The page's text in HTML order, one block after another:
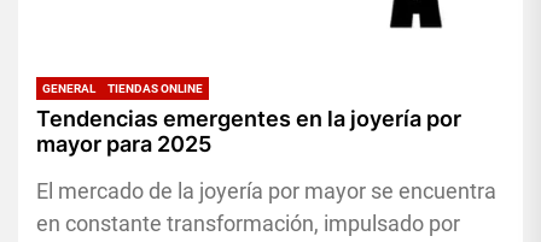
GENERAL TIENDAS ONLINE
Tendencias emergentes en la joyería por
mayor para 2025
El mercado de la joyería por mayor se encuentra
en constante transformación, impulsado por